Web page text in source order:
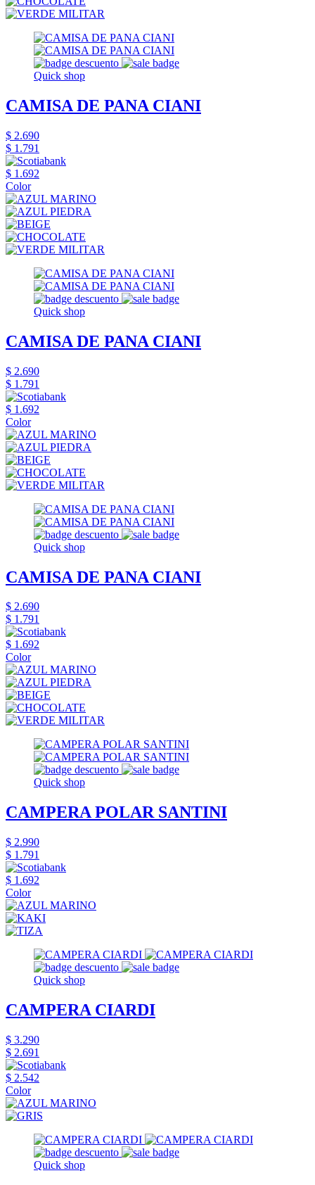
Quick shop
CAMISA DE PANA CIANI
$ 2.690
$ 1.791
$ 1.692
Color
Quick shop
CAMISA DE PANA CIANI
$ 2.690
$ 1.791
$ 1.692
Color
Quick shop
CAMISA DE PANA CIANI
$ 2.690
$ 1.791
$ 1.692
Color
Quick shop
CAMPERA POLAR SANTINI
$ 2.990
$ 1.791
$ 1.692
Color
Quick shop
CAMPERA CIARDI
$ 3.290
$ 2.691
$ 2.542
Color
Quick shop